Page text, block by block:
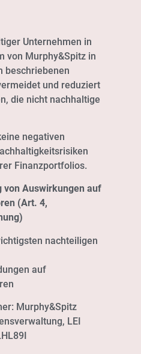
Unternehmen in
von Murphy&Spitz in
beschriebenen
und reduziert
die nicht nachhaltige
negativen
Finanzportfolios.
von Auswirkungen auf
(Art. 4,
nachteiligen
auf
Murphy&Spitz
LEI